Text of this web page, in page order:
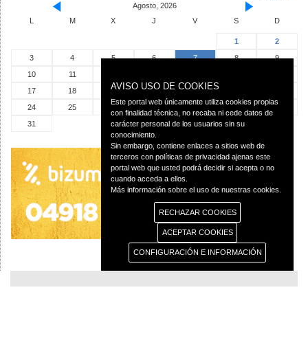
Agosto, 2026
L
M X J V S D
1
2
3
4 5 6 7 8
9
10
11
17
18 19 20 21
24
25 26 27 28 29
30
31
AVISO USO DE COOKIES
Este portal web únicamente utiliza cookies propias
con finalidad técnica, no recaba ni cede datos de
carácter personal de los usuarios sin su
conocimiento.
Sin embargo, contiene enlaces a sitios web de
terceros con políticas de privacidad ajenas este
portal web que usted podrá decidir si acepta o no
cuando acceda a ellos.
Más información sobre el uso de nuestras cookies.
RECHAZAR COOKIES
ACEPTAR COOKIES
CONFIGURACIÓN E INFORMACIÓN